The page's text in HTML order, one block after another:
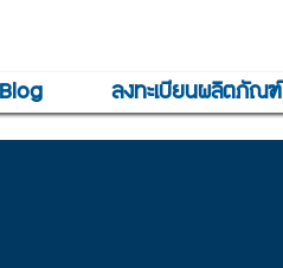
Blog ลงทะเบียนผลิตภัณฑ์